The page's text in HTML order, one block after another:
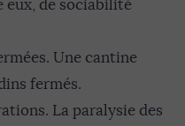
eux, de sociabilité
Une cantine
fermés.
La paralysie des